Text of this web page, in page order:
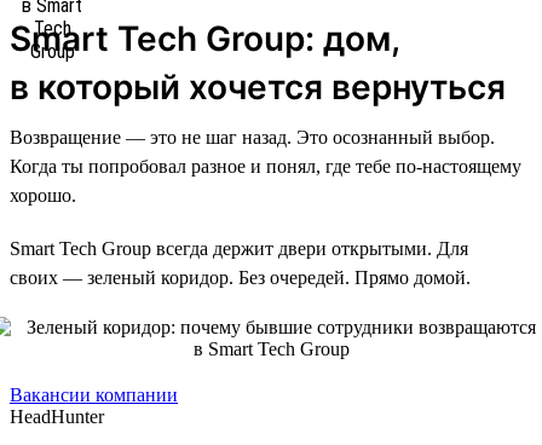
Smart Tech Group: дом,
в который хочется вернуться
Возвращение — это не шаг назад. Это осознанный выбор.
Когда ты попробовал разное и понял, где тебе по-настоящему
хорошо.
Smart Tech Group всегда держит двери открытыми. Для
своих — зеленый коридор. Без очередей. Прямо домой.
Вакансии компании
HeadHunter